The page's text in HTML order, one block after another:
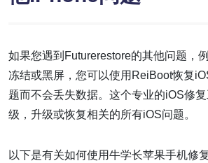
如果您遇到Futurerestore的其他问题，
冻结或黑屏，您可以使用ReiBoot恢复
题而不会丢失数据。这个专业的iOS修
级，升级或恢复相关的所有iOS问题。
以下是有关如何使用牛学长苹果手机修